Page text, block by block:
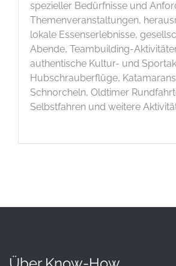
spezieller Bedürfnisse und
Themenveranstaltungen,
lokale Essenserlebnisse,
Abende, Teambuilding-
authentische Kultur- und
Hubschrauberflüge,
Schnorcheln, Oldtimer
Selbstfahren und weitere